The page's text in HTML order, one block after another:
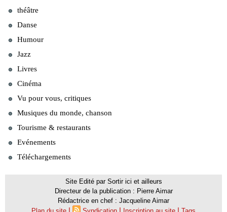
théâtre
Danse
Humour
Jazz
Livres
Cinéma
Vu pour vous, critiques
Musiques du monde, chanson
Tourisme & restaurants
Evénements
Téléchargements
Site Edité par Sortir ici et ailleurs
Directeur de la publication : Pierre Aimar
Rédactrice en chef : Jacqueline Aimar
| | |